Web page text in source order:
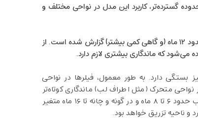
علت محدوده‌ گسترده‌تر، کاربرد این مدل در نواحی مختلف و
این مدل دوام بالاتری دارد و ماندگاری اثر آن حدود ۱۲ ماه (و گاهی کمی بیشتر) گزارش شده است. از
که ماندگاری بیشتری لازم دارد.
بستگی دارد. به طور معمول، فیلرها در نواحی
متحرک (مثل اطراف لب) ماندگاری کوتاه‌تر
است. به عنوان مثال، برخی منابع اشاره کرده‌اند ماندگاری در ناحیه لب حدود ۶ تا ۸ ماه و در گونه و چانه تا ۱۶ ماه متغیر
و ناحیه تزریق خواهد بود.